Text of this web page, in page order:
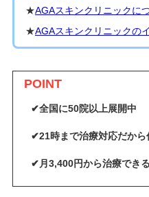
★AGAスキンクリニックに
★AGAスキンクリニックの
POINT
✔全国に50院以上展開中
✔21時まで治療対応だから
✔月3,400円から治療できる